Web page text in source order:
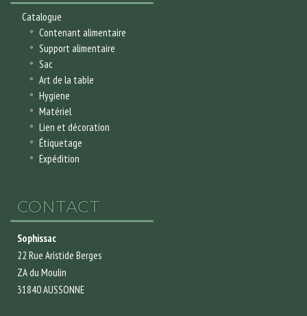
Catalogue
Contenant alimentaire
Support alimentaire
Sac
Art de la table
Hygiene
Matériel
Lien et décoration
Étiquetage
Expédition
CONTACT
Sophissac
22 Rue Aristide Berges
ZA du Moulin
31840 AUSSONNE